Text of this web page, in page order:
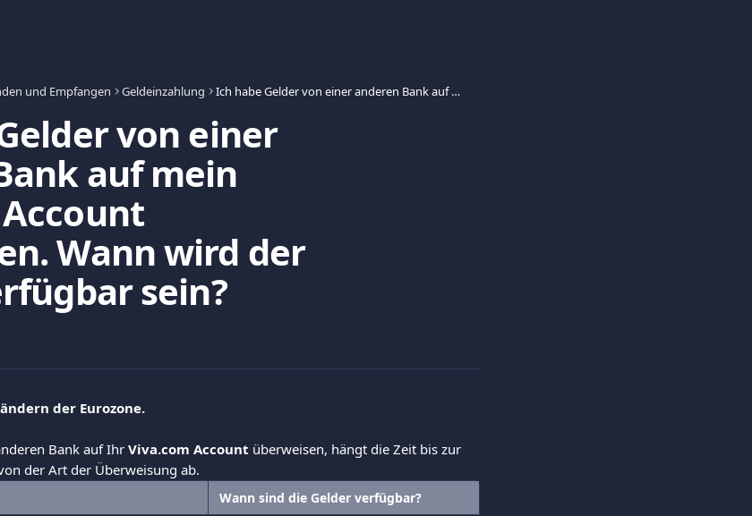
und Empfangen Geldeinzahlung Ich habe Gelder von einer anderen Bank auf mein Viva.com Account überwiesen. Wann wird der Betrag verfügbar sein?
von einer
auf mein
Wann wird der
sein?
der Eurozone.
Bank auf Ihr Viva.com Account überweisen, hängt die Zeit bis zur
der Art der Überweisung ab.
Wann sind die Gelder verfügbar?